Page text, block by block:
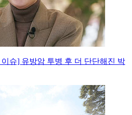
슈] 유방암 투병 후 더 단단해진 박